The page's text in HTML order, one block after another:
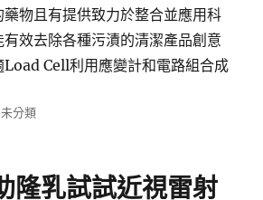
物且有提供致力於整合並應用科
效去除各種污漬的清潔產品創意
Load Cell利用應變計和電路組合成
分
未分類
隆乳試試近視雷射